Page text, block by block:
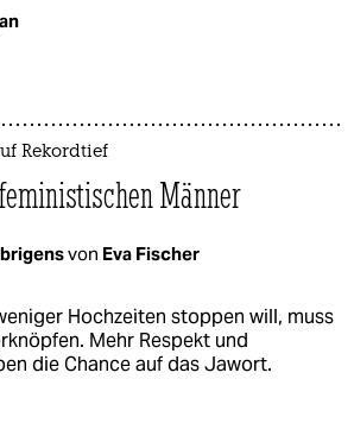
Rekordtief
Männer
von Eva Fischer
Hochzeiten stoppen will, muss
Mehr Respekt und
die Chance auf das Jawort.